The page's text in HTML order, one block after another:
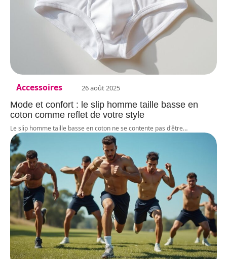
Accessoires 26 août 2025
Mode et confort : le slip homme taille basse en
coton comme reflet de votre style
Le slip homme taille basse en coton ne se contente pas d'être…